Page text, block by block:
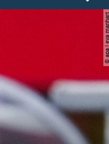
© apa | eva manhart